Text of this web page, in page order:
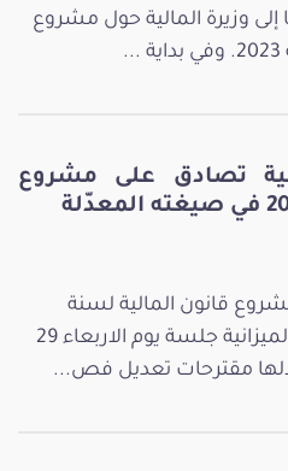
إلى وزيرة المالية حول مشروع
تصادق على مشروع
قانون المالية لسنة
2024، عقدت لجنة المالية والميزانية جلسة يوم الاربعاء 29